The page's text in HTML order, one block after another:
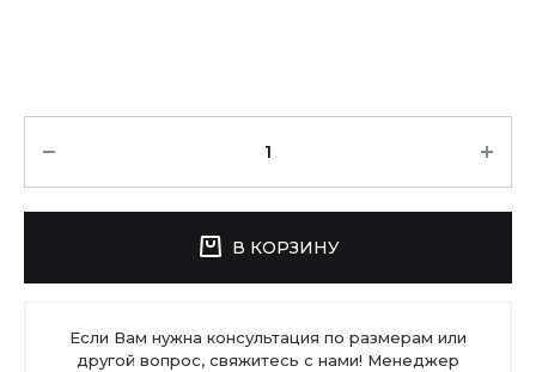
В КОРЗИНУ
Если Вам нужна консультация по размерам или
другой вопрос, свяжитесь с нами! Менеджер